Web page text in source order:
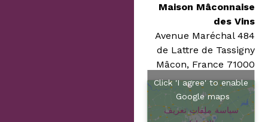
Maison Mâconnaise
des Vins
484 Avenue Maréchal
de Lattre de Tassigny
71000 Mâcon, France
Click 'I agree' to enable
Google maps
سياسة ملفات تعريف